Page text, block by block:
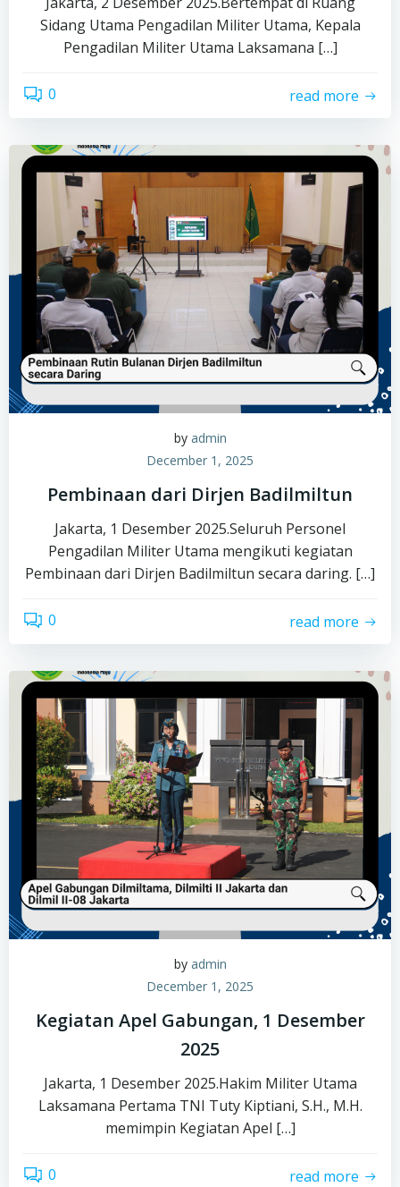
Sidang Utama Pengadilan Militer Utama, Kepala
Pengadilan Militer Utama Laksamana […]
0 read more
by admin
December 1, 2025
Pembinaan dari Dirjen Badilmiltun
Jakarta, 1 Desember 2025.Seluruh Personel
Pengadilan Militer Utama mengikuti kegiatan
Pembinaan dari Dirjen Badilmiltun secara daring. […]
0 read more
by admin
December 1, 2025
Kegiatan Apel Gabungan, 1 Desember
2025
Jakarta, 1 Desember 2025.Hakim Militer Utama
Laksamana Pertama TNI Tuty Kiptiani, S.H., M.H.
memimpin Kegiatan Apel […]
0 read more